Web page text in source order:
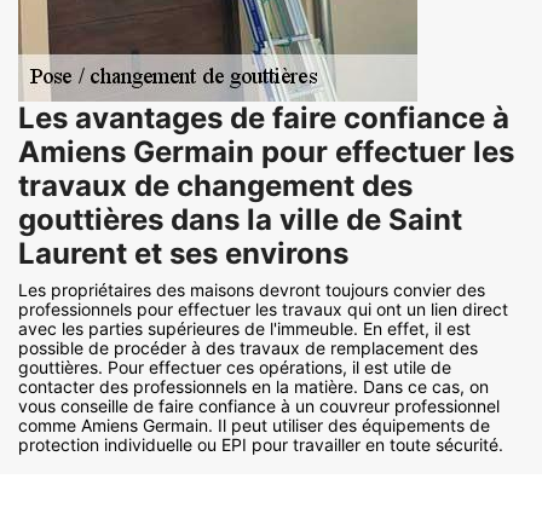
Les avantages de faire confiance à
Amiens Germain pour effectuer les
travaux de changement des
gouttières dans la ville de Saint
Laurent et ses environs
Les propriétaires des maisons devront toujours convier des
professionnels pour effectuer les travaux qui ont un lien direct
avec les parties supérieures de l'immeuble. En effet, il est
possible de procéder à des travaux de remplacement des
gouttières. Pour effectuer ces opérations, il est utile de
contacter des professionnels en la matière. Dans ce cas, on
vous conseille de faire confiance à un couvreur professionnel
comme Amiens Germain. Il peut utiliser des équipements de
protection individuelle ou EPI pour travailler en toute sécurité.